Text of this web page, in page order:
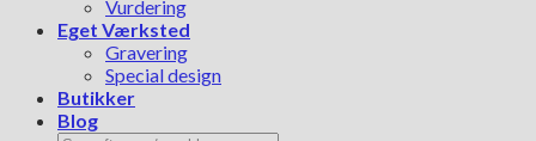
Vurdering
Eget Værksted
Gravering
Special design
Butikker
Blog